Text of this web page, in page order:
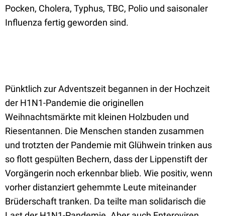
Pocken, Cholera, Typhus, TBC, Polio und saisonaler
Influenza fertig geworden sind.
Pünktlich zur Adventszeit begannen in der Hochzeit
der H1N1-Pandemie die originellen
Weihnachtsmärkte mit kleinen Holzbuden und
Riesentannen. Die Menschen standen zusammen
und trotzten der Pandemie mit Glühwein trinken aus
so flott gespülten Bechern, dass der Lippenstift der
Vorgängerin noch erkennbar blieb. Wie positiv, wenn
vorher distanziert gehemmte Leute miteinander
Brüderschaft tranken. Da teilte man solidarisch die